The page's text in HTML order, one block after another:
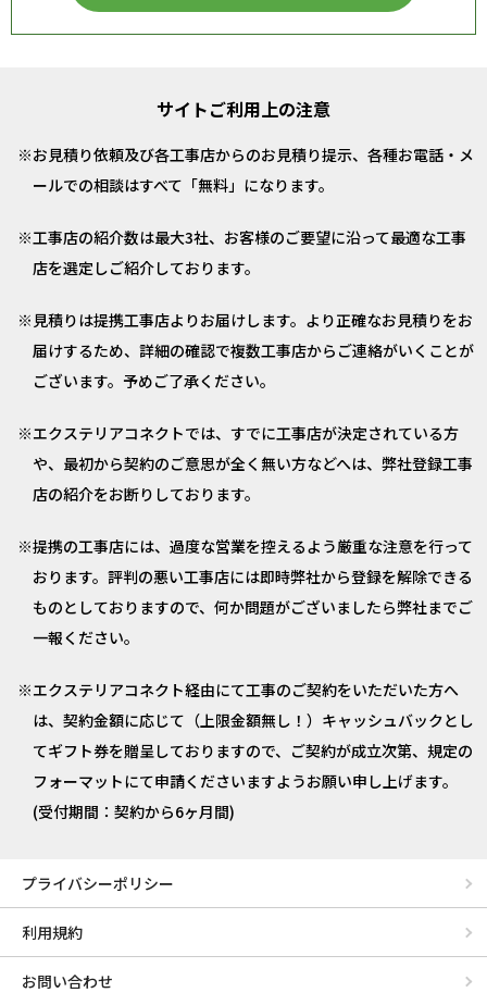
サイトご利用上の注意
お見積り依頼及び各工事店からのお見積り提示、各種お電話・メ
ールでの相談はすべて「無料」になります。
工事店の紹介数は最大3社、お客様のご要望に沿って最適な工事
店を選定しご紹介しております。
見積りは提携工事店よりお届けします。より正確なお見積りをお
届けするため、詳細の確認で複数工事店からご連絡がいくことが
ございます。予めご了承ください。
エクステリアコネクトでは、すでに工事店が決定されている方
や、最初から契約のご意思が全く無い方などへは、弊社登録工事
店の紹介をお断りしております。
提携の工事店には、過度な営業を控えるよう厳重な注意を行って
おります。評判の悪い工事店には即時弊社から登録を解除できる
ものとしておりますので、何か問題がございましたら弊社までご
一報ください。
エクステリアコネクト経由にて工事のご契約をいただいた方へ
は、契約金額に応じて（上限金額無し！）キャッシュバックとし
てギフト券を贈呈しておりますので、ご契約が成立次第、規定の
フォーマットにて申請くださいますようお願い申し上げます。
(受付期間：契約から6ヶ月間)
プライバシーポリシー
利用規約
お問い合わせ